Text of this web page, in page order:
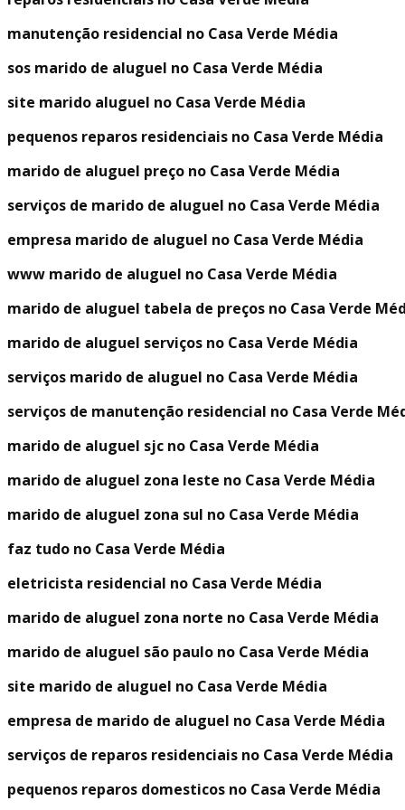
manutenção residencial no Casa Verde Média
sos marido de aluguel no Casa Verde Média
site marido aluguel no Casa Verde Média
pequenos reparos residenciais no Casa Verde Média
marido de aluguel preço no Casa Verde Média
serviços de marido de aluguel no Casa Verde Média
empresa marido de aluguel no Casa Verde Média
www marido de aluguel no Casa Verde Média
marido de aluguel tabela de preços no Casa Verde
marido de aluguel serviços no Casa Verde Média
serviços marido de aluguel no Casa Verde Média
serviços de manutenção residencial no Casa Verde
marido de aluguel sjc no Casa Verde Média
marido de aluguel zona leste no Casa Verde Média
marido de aluguel zona sul no Casa Verde Média
faz tudo no Casa Verde Média
eletricista residencial no Casa Verde Média
marido de aluguel zona norte no Casa Verde Média
marido de aluguel são paulo no Casa Verde Média
site marido de aluguel no Casa Verde Média
empresa de marido de aluguel no Casa Verde Média
serviços de reparos residenciais no Casa Verde Média
pequenos reparos domesticos no Casa Verde Média